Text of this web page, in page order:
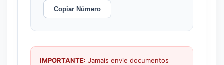
Copiar Número
IMPORTANTE: Jamais envie documentos